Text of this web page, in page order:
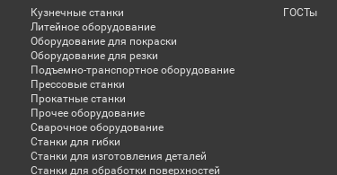
Кузнечные станки
Литейное оборудование
Оборудование для покраски
Оборудование для резки
Подъемно-транспортное оборудование
Прессовые станки
Прокатные станки
Прочее оборудование
Сварочное оборудование
Станки для гибки
Станки для изготовления деталей
Станки для обработки поверхностей
ГОСТы